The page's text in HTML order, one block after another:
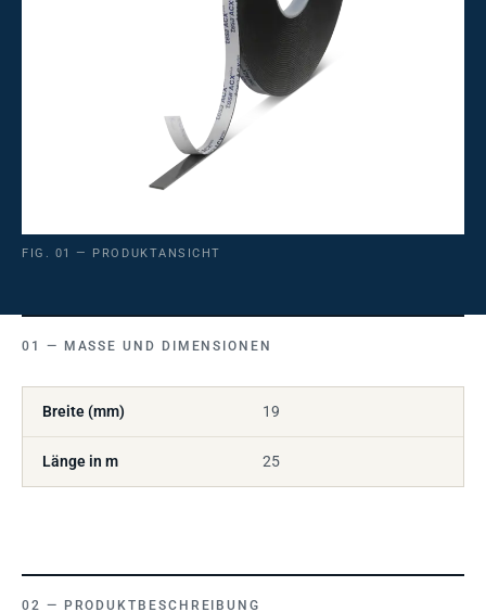
FIG. 01 — PRODUKTANSICHT
MASSE UND DIMENSIONEN
Breite (mm) 19
Länge in m 25
PRODUKTBESCHREIBUNG